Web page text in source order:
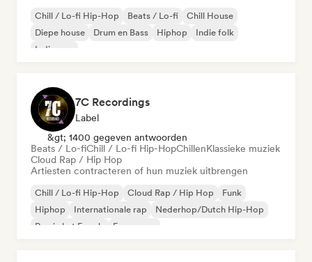
Chill / Lo-fi Hip-Hop Beats / Lo-fi
Chill House
Diepe house
Drum en Bass Hiphop
Indie folk
Indie pop
7C Recordings
Label
&gt; 1400 gegeven antwoorden
Beats / Lo-fiChill / Lo-fi Hip-HopChillenKlassieke muziek
Cloud Rap / Hip Hop
Artiesten contracteren of hun muziek uitbrengen
Chill / Lo-fi Hip-Hop Cloud Rap / Hip Hop
Funk
Hiphop
Internationale rap
Nederhop/Dutch Hip-Hop
Rap in het Engels
Franse rap